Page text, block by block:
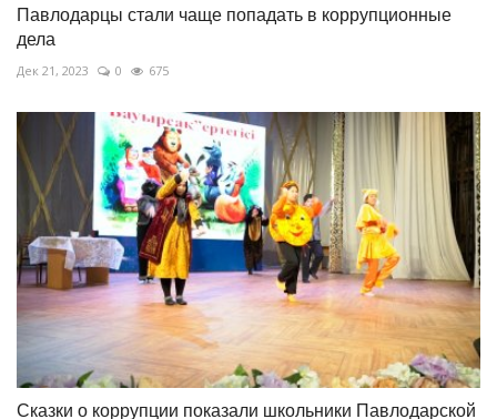
Павлодарцы стали чаще попадать в коррупционные
дела
Дек 21, 2023 0 675
Сказки о коррупции показали школьники Павлодарской